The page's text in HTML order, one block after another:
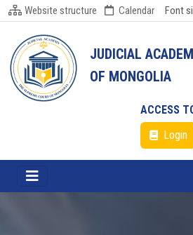
Website structure Calendar Font
JUDICIAL
OF MONGOLIA
ACCESS
Login